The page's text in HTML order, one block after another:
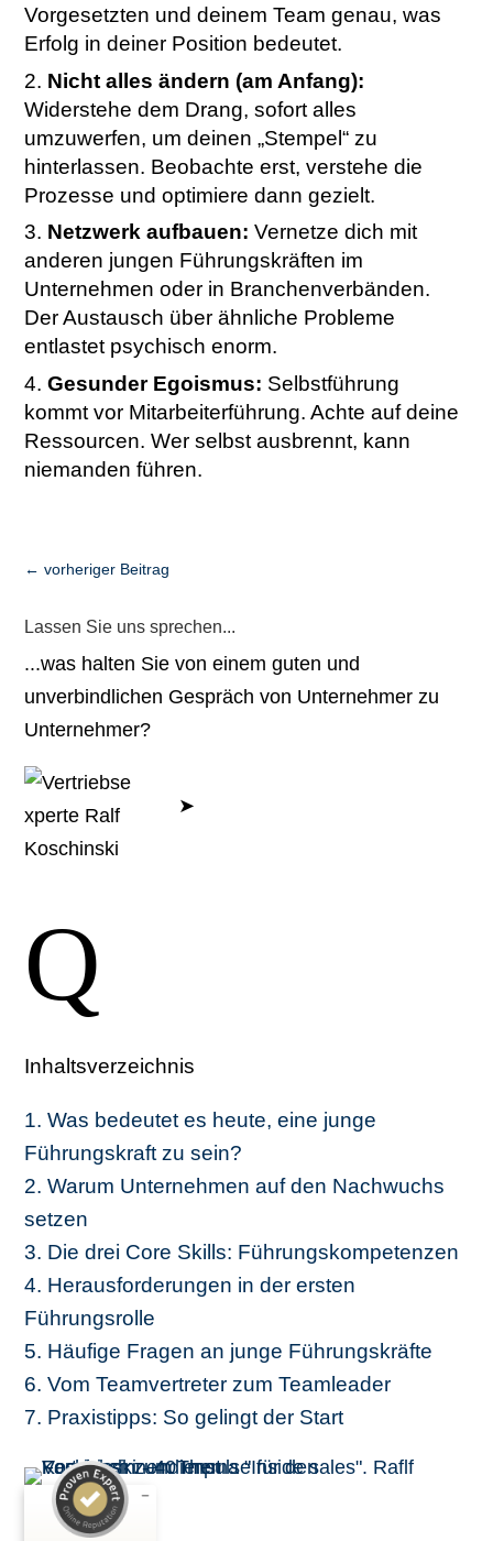
Vorgesetzten und deinem Team genau, was
Erfolg in deiner Position bedeutet.
Nicht alles ändern (am Anfang):
Widerstehe dem Drang, sofort alles
umzuwerfen, um deinen „Stempel“ zu
hinterlassen. Beobachte erst, verstehe die
Prozesse und optimiere dann gezielt.
Netzwerk aufbauen: Vernetze dich mit
anderen jungen Führungskräften im
Unternehmen oder in Branchenverbänden.
Der Austausch über ähnliche Probleme
entlastet psychisch enorm.
Gesunder Egoismus: Selbstführung
kommt vor Mitarbeiterführung. Achte auf deine
Ressourcen. Wer selbst ausbrennt, kann
niemanden führen.
←vorheriger Beitrag
Lassen Sie uns sprechen...
...was halten Sie von einem guten und
unverbindlichen Gespräch von Unternehmer zu
Unternehmer?
➤
Q
Inhaltsverzeichnis
1. Was bedeutet es heute, eine junge
Führungskraft zu sein?
2. Warum Unternehmen auf den Nachwuchs
setzen
3. Die drei Core Skills: Führungs­kompetenzen
4. Herausforderungen in der ersten
Führungsrolle
5. Häufige Fragen an junge Führungskräfte
6. Vom Teamvertreter zum Teamleader
7. Praxistipps: So gelingt der Start
Kundenbewertungen und Erfahrungen zu